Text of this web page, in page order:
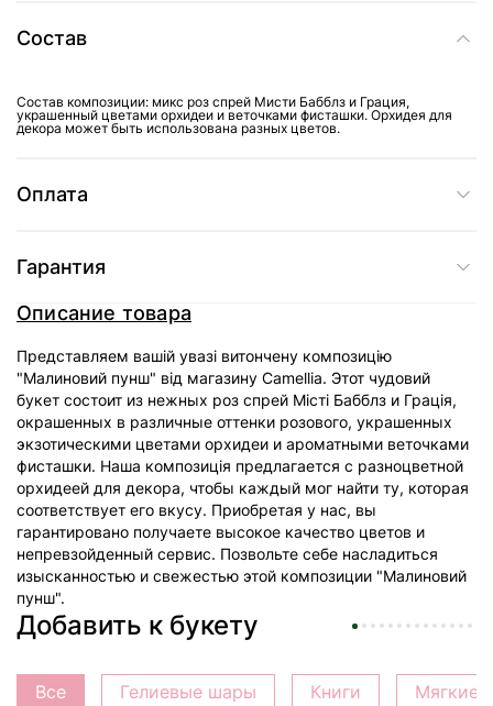
Состав
Состав композиции: микс роз спрей Мисти Бабблз и Грация,
украшенный цветами орхидеи и веточками фисташки. Орхидея для
декора может быть использована разных цветов.
Оплата
Гарантия
Описание товара
Представляем вашій увазі витончену композицію
"Малиновий пунш" від магазину Camellia. Этот чудовий
букет состоит из нежных роз спрей Місті Бабблз и Грація,
окрашенных в различные оттенки розового, украшенных
экзотическими цветами орхидеи и ароматными веточками
фисташки. Наша композиція предлагается с разноцветной
орхидеей для декора, чтобы каждый мог найти ту, которая
соответствует его вкусу. Приобретая у нас, вы
гарантировано получаете высокое качество цветов и
непревзойденный сервис. Позвольте себе насладиться
изысканностью и свежестью этой композиции "Малиновий
пунш".
Добавить к букету
Все Гелиевые шары Книги Мягкие